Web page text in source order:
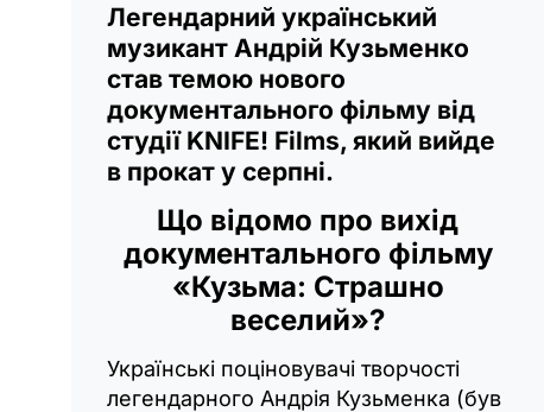
Легендарний український
музикант Андрій Кузьменко
став темою нового
документального фільму від
студії KNIFE! Films, який вийде
в прокат у серпні.
Що відомо про вихід
документального фільму
«Кузьма: Страшно
веселий»?
Українські поціновувачі творчості
легендарного Андрія Кузьменка (був